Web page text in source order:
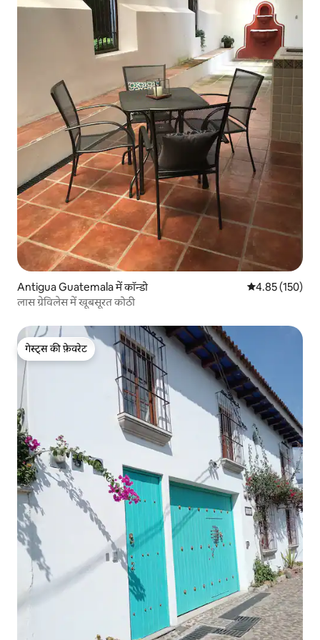
Antigua Guatemala में कॉन्डो औसत रेटिंग 5 में से
4.85 (150)
लास ग्रेविलेस में खूबसूरत कोठी
गेस्ट्स की फ़ेवरेट
गेस्ट्स की फ़ेवरेट